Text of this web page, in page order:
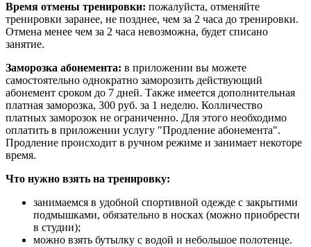
Время отмены тренировки: пожалуйста, отменяйте
тренировки заранее, не позднее, чем за 2 часа до тренировки.
Отмена менее чем за 2 часа невозможна, будет списано
занятие.
Заморозка абонемента: в приложении вы можете
самостоятельно однократно заморозить действующий
абонемент сроком до 7 дней. Также имеется дополнительная
платная заморозка, 300 руб. за 1 неделю. Колличество
платных заморозок не ограниченно. Для этого необходимо
оплатить в приложении услугу "Продление абонемента".
Продление происходит в ручном режиме и занимает некоторе
время.
Что нужно взять на тренировку:
занимаемся в удобной спортивной одежде с закрытими
подмышками, обязательно в носках (можно приобрести
в студии);
можно взять бутылку с водой и небольшое полотенце.